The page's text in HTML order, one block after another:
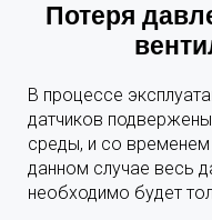
Потеря
В процессе
датчиков
среды, и со временем
данном случае весь
необходимо будет